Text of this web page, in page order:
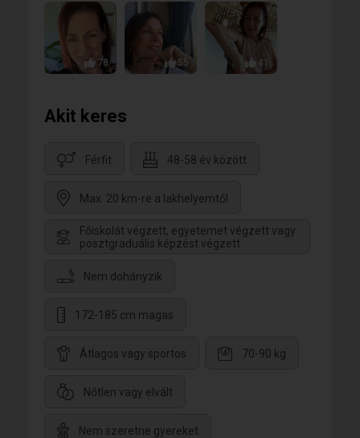
Ha valaki közel kerül hozzám, mélyen és őszintén
tudok szeretni. Egy olyan férfit keresek, aki mellett
természetes lehet a közelség, a nevetés, az
összetartozás és az a csend is, amikor szavak nélkül
is értjük egymást.
Keresek valakit, akivel őszintén, hazugságok,
ha a szemedbe nézek akkor elveszek és ha átölelsz
megremeg a lábam!
78 55 41
Akit keres
Férfit 48-58 év között
Max. 20 km-re a lakhelyemtől
Főiskolát végzett, egyetemet végzett vagy
posztgraduális képzést végzett
Nem dohányzik
172-185 cm magas
Átlagos vagy sportos 70-90 kg
Nőtlen vagy elvált
Nem szeretne gyereket